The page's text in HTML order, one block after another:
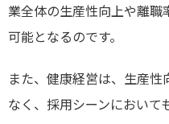
業全体の生産性向上や離
可能となるのです。
また、健康経営は、生産
なく、採用シーンにおいて